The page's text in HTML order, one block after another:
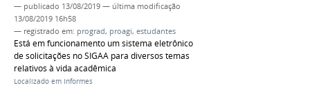
— publicado 13/08/2019 — última modificação
13/08/2019 16h58
— registrado em: prograd, proagi, estudantes
Está em funcionamento um sistema eletrônico
de solicitações no SIGAA para diversos temas
relativos à vida acadêmica
Localizado em Informes